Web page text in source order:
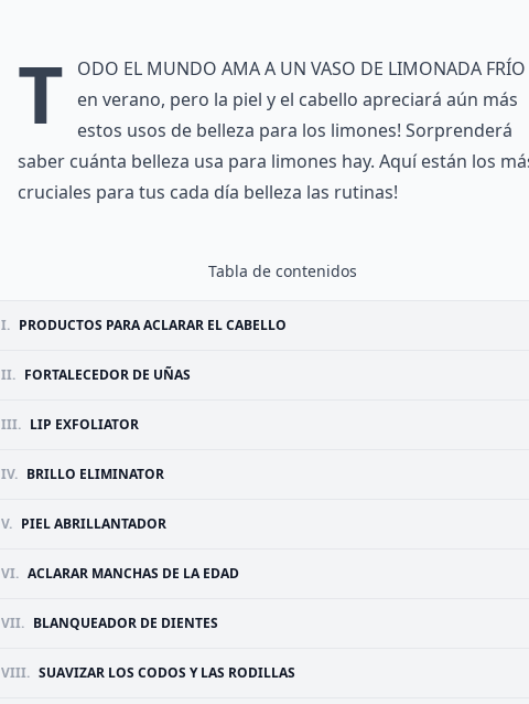
T
odo el mundo ama a un vaso de limonada frío
en verano, pero la piel y el cabello apreciará aún más
estos usos de belleza para los limones! Sorprenderá
saber cuánta belleza usa para limones hay. Aquí están los
cruciales para tus cada día belleza las rutinas!
Tabla de contenidos
I. PRODUCTOS PARA ACLARAR EL CABELLO
II. FORTALECEDOR DE UÑAS
III. LIP EXFOLIATOR
IV. BRILLO ELIMINATOR
V. PIEL ABRILLANTADOR
VI. ACLARAR MANCHAS DE LA EDAD
VII. BLANQUEADOR DE DIENTES
VIII. SUAVIZAR LOS CODOS Y LAS RODILLAS